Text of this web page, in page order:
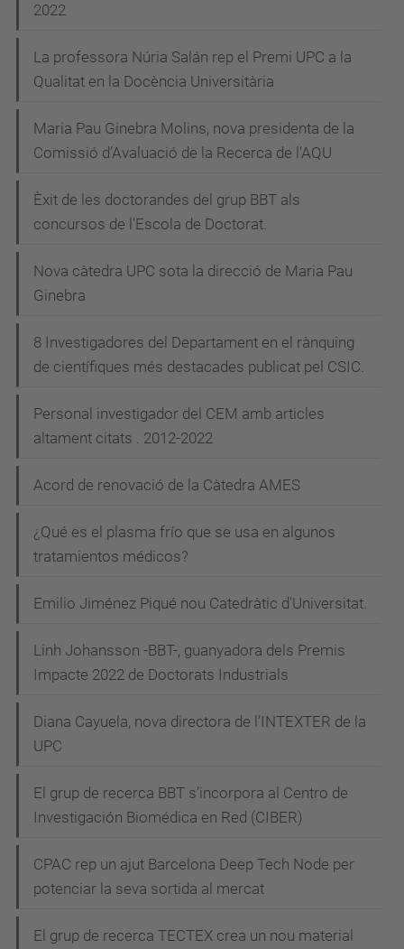
g
c
2022
La professora Núria Salán rep el Premi UPC a la
Qualitat en la Docència Universitària
Maria Pau Ginebra Molins, nova presidenta de la
Comissió d’Avaluació de la Recerca de l'AQU
Èxit de les doctorandes del grup BBT als
concursos de l'Escola de Doctorat.
Nova càtedra UPC sota la direcció de Maria Pau
Ginebra
8 Investigadores del Departament en el rànquing
de científiques més destacades publicat pel CSIC.
Personal investigador del CEM amb articles
altament citats . 2012-2022
Acord de renovació de la Càtedra AMES
¿Qué es el plasma frío que se usa en algunos
tratamientos médicos?
Emilio Jiménez Piqué nou Catedràtic d'Universitat.
Linh Johansson -BBT-, guanyadora dels Premis
Impacte 2022 de Doctorats Industrials
Diana Cayuela, nova directora de l’INTEXTER de la
UPC
El grup de recerca BBT s’incorpora al Centro de
Investigación Biomédica en Red (CIBER)
CPAC rep un ajut Barcelona Deep Tech Node per
potenciar la seva sortida al mercat
El grup de recerca TECTEX crea un nou material